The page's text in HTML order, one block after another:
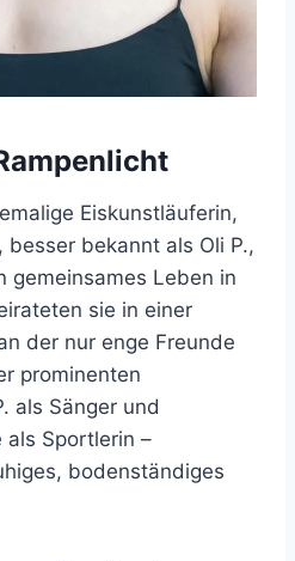
Eiskunstläuferin,
besser bekannt als Oli P.,
gemeinsames Leben in
sie in einer
der nur enge Freunde
prominenten
als Sänger und
als Sportlerin –
bodenständiges